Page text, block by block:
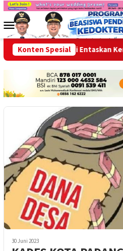
Loncat
kontenMenu
Mobile
Konten Spesial
OPD Bersinergi Entaskan
30 Juni 2023